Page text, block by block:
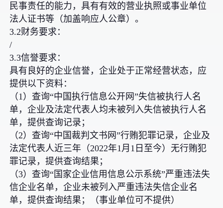
民事责任的能力，具有有效的营业执照或事业单位
法人证书等（加盖响应人公章）。
3.2财务要求：
/
3.3信誉要求：
具有良好的企业信誉，企业处于正常经营状态，应
提供以下资料：
（1）查询“中国执行信息公开网”失信被执行人名
单，企业及法定代表人均未被列入失信被执行人名
单，提供查询记录；
（2）查询“中国裁判文书网”行贿犯罪记录，企业及
法定代表人近三年（2022年1月1日至今）无行贿犯
罪记录，提供查询结果；
（3）查询“国家企业信用信息公示系统”严重违法失
信企业名单，企业未被列入严重违法失信企业名
单，提供查询结果；（事业单位可不提供）